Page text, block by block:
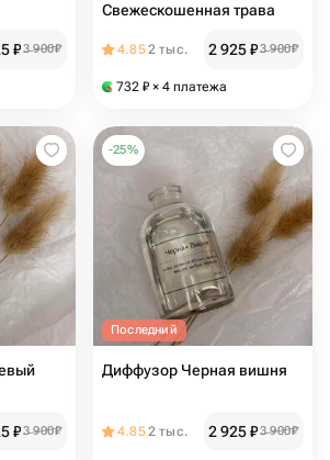
₽3 900₽
Свежескошенная трава
4.852 тыс. 2 925₽3 900₽
732 ₽ × 4 платежа
₽3 900₽
-25%
Последний
Диффузор Черная вишня
4.852 тыс. 2 925₽3 900₽